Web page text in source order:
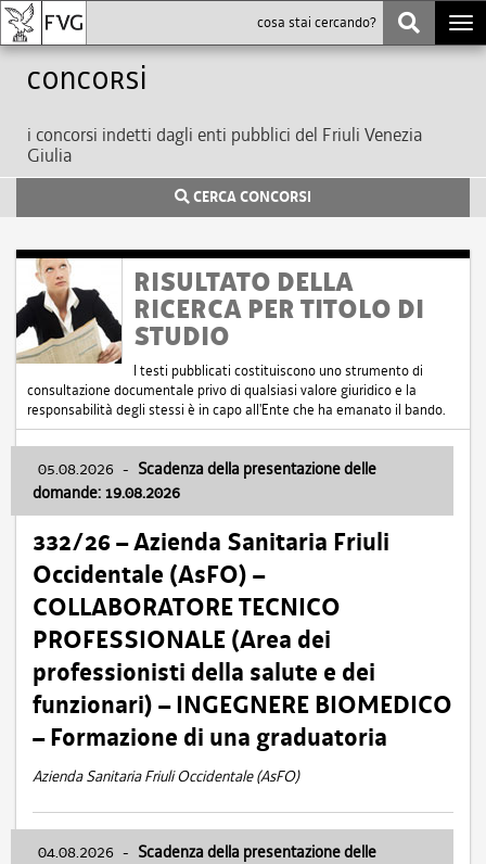
Concorsi
i concorsi indetti dagli enti pubblici del Friuli Venezia
Giulia
CERCA CONCORSI
RISULTATO DELLA
RICERCA PER TITOLO DI
STUDIO
I testi pubblicati costituiscono uno strumento di
consultazione documentale privo di qualsiasi valore giuridico e la
responsabilità degli stessi è in capo all'Ente che ha emanato il bando.
05.08.2026 - Scadenza della presentazione delle
domande: 19.08.2026
332/26 – Azienda Sanitaria Friuli
Occidentale (AsFO) –
COLLABORATORE TECNICO
PROFESSIONALE (Area dei
professionisti della salute e dei
funzionari) – INGEGNERE BIOMEDICO
– Formazione di una graduatoria
Azienda Sanitaria Friuli Occidentale (AsFO)
04.08.2026 - Scadenza della presentazione delle